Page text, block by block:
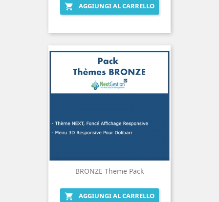
 AGGIUNGI AL CARRELLO
BRONZE Theme Pack
 AGGIUNGI AL CARRELLO